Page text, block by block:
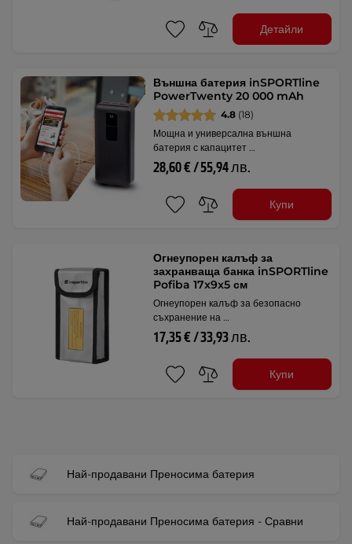
Детайли
Външна батерия inSPORTline
PowerTwenty 20 000 mAh
4.8 (18)
Мощна и универсална външна
батерия с капацитет …
28,60 € / 55,94 лв.
Купи
Огнеупорен калъф за
захранваща банка inSPORTline
Pofiba 17x9x5 см
Огнеупорен калъф за безопасно
съхранение на …
17,35 € / 33,93 лв.
Купи
Най-продавани Преносима батерия
Най-продавани Преносима батерия - Сравни